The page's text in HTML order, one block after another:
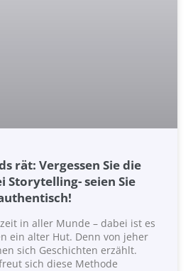
rät: Vergessen Sie die
Storytelling- seien Sie
in aller Munde – dabei ist es
ein alter Hut. Denn von jeher
sich Geschichten erzählt.
sich diese Methode